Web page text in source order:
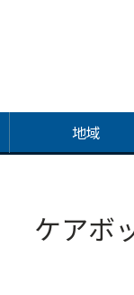
地域
ケアボ